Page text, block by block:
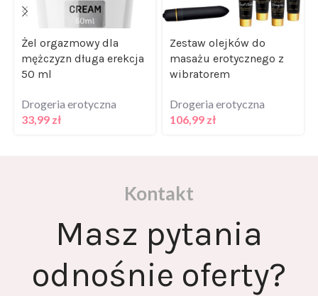
Żel orgazmowy dla
mężczyzn długa erekcja
50 ml
Drogeria erotyczna
33,99 zł
Zestaw olejków do
masażu erotycznego z
wibratorem
Drogeria erotyczna
106,99 zł
Kontakt
Masz pytania
odnośnie oferty?